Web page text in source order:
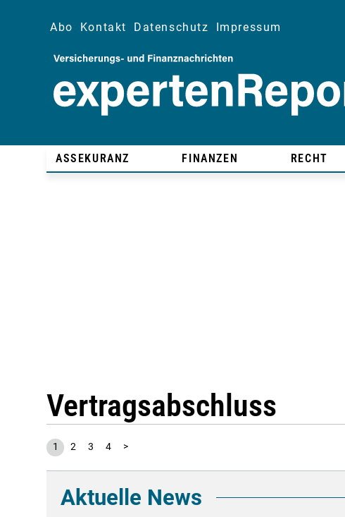
Abo Kontakt Datenschutz Impressum
ASSEKURANZ FINANZEN RECHT
Vertragsabschluss
1 2 3 4 >
Aktuelle News